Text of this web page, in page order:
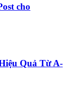
cho
Quả Từ A-